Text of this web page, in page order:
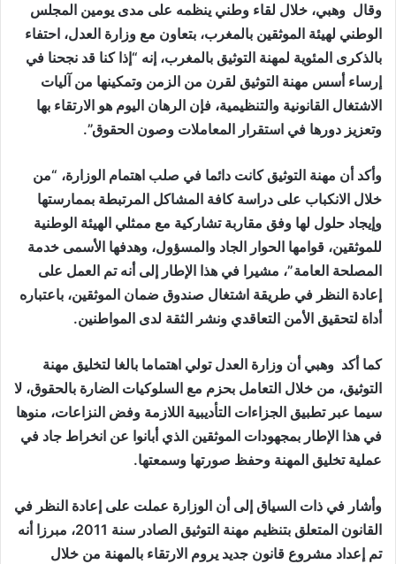
وقال وهبي، خلال لقاء وطني ينظمه على مدى يومين المجلس
الوطني لهيئة الموثقين بالمغرب، بتعاون مع وزارة العدل، احتفاء
بالذكرى المئوية لمهنة التوثيق بالمغرب، إنه “إذا كنا قد نجحنا في
إرساء أسس مهنة التوثيق لقرن من الزمن وتمكينها من آليات
الاشتغال القانونية والتنظيمية، فإن الرهان اليوم هو الارتقاء بها
وتعزيز دورها في استقرار المعاملات وصون الحقوق”.
وأكد أن مهنة التوثيق كانت دائما في صلب اهتمام الوزارة، “من
خلال الانكباب على دراسة كافة المشاكل المرتبطة بممارستها
وإيجاد حلول لها وفق مقاربة تشاركية مع ممثلي الهيئة الوطنية
للموثقين، قوامها الحوار الجاد والمسؤول، وهدفها الأسمى خدمة
المصلحة العامة”، مشيرا في هذا الإطار إلى أنه تم العمل على
إعادة النظر في طريقة اشتغال صندوق ضمان الموثقين، باعتباره
أداة لتحقيق الأمن التعاقدي ونشر الثقة لدى المواطنين.
كما أكد وهبي أن وزارة العدل تولي اهتماما بالغا لتخليق مهنة
التوثيق، من خلال التعامل بحزم مع السلوكيات الضارة بالحقوق، لا
سيما عبر تطبيق الجزاءات التأديبية اللازمة وفض النزاعات، منوها
في هذا الإطار بمجهودات الموثقين الذي أبانوا عن انخراط جاد في
عملية تخليق المهنة وحفظ صورتها وسمعتها.
وأشار في ذات السياق إلى أن الوزارة عملت على إعادة النظر في
القانون المتعلق بتنظيم مهنة التوثيق الصادر سنة 2011، مبرزا أنه
تم إعداد مشروع قانون جديد يروم الارتقاء بالمهنة من خلال